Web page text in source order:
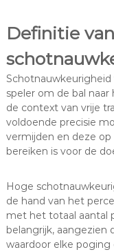
Definitie van
speler om de bal
de context van vrije
voldoende precisie
vermijden en deze
bereiken is voor de
Hoge
de hand van het
met het totaal aantal
belangrijk, aangezien
waardoor elke poging